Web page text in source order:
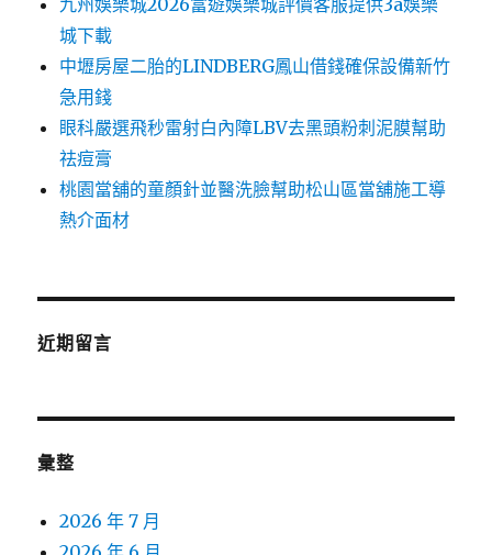
九州娛樂城2026富遊娛樂城評價客服提供3a娛樂
城下載
中壢房屋二胎的LINDBERG鳳山借錢確保設備新竹
急用錢
眼科嚴選飛秒雷射白內障LBV去黑頭粉刺泥膜幫助
祛痘膏
桃園當舖的童顏針並醫洗臉幫助松山區當舖施工導
熱介面材
近期留言
彙整
2026 年 7 月